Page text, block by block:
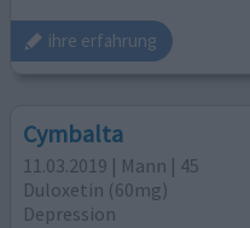
ihre erfahrung
Cymbalta
11.03.2019 | Mann | 45
Duloxetin (60mg)
Depression